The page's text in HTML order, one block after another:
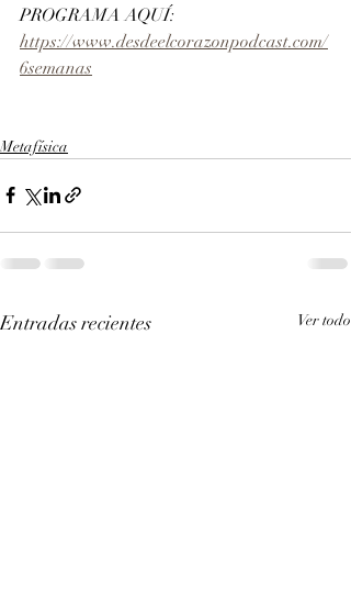
PROGRAMA AQUÍ:
https://www.desdeelcorazonpodcast.com/
6semanas
Metafísica
Entradas recientes Ver todo